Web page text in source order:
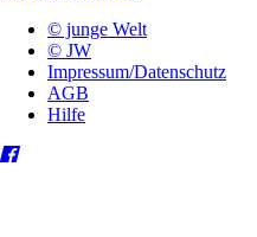
© junge Welt
© JW
Impressum/Datenschutz
AGB
Hilfe